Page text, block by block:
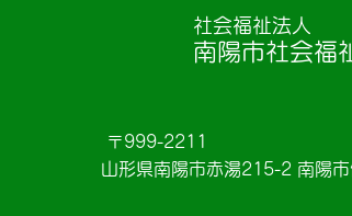
社会福祉法人
南陽市社会福
〒999-2211
山形県南陽市赤湯215-2 南陽